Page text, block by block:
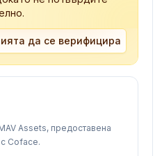
да се верифицира
Assets, предоставена
Coface.